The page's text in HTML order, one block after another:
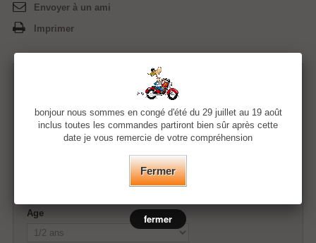
Envoyer à un ami
Imprimer
Quantité
Age
bonjour nous sommes en congé d'été du 29 juillet au 19 août
inclus toutes les commandes partiront bien sûr après cette
date je vous remercie de votre compréhension
Fermer
fermer